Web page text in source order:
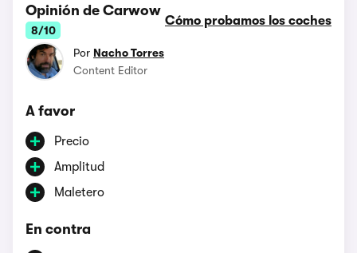
Opinión de Carwow
8/10
Cómo probamos los coches
Por Nacho Torres
Content Editor
A favor
Precio
Amplitud
Maletero
En contra